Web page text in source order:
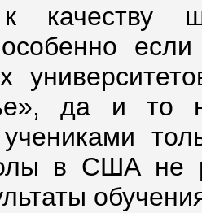
качеству
да и то
учениками
в США не